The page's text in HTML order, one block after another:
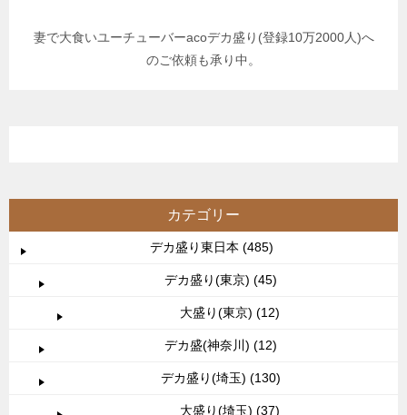
妻で大食いユーチューバーacoデカ盛り(登録10万2000人)へ
のご依頼も承り中。
カテゴリー
デカ盛り東日本 (485)
デカ盛り(東京) (45)
大盛り(東京) (12)
デカ盛(神奈川) (12)
デカ盛り(埼玉) (130)
大盛り(埼玉) (37)